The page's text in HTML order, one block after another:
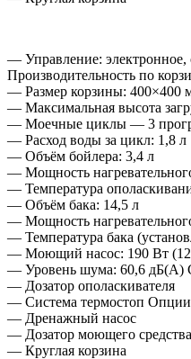
— Управление:
Производительность по
— Размер корзины: 400×400
— Максимальная высота
— Моечные циклы — 3
— Расход воды за цикл: 1,8 л
— Объём бойлера: 3,4 л
— Мощность
— Температура
— Объём бака: 14,5 л
— Мощность
— Температура бака
— Моющий насос: 190 Вт
— Уровень шума: 60,6 дБ(A)
— Дозатор ополаскивателя
— Система термостоп Опции
— Дренажный насос
— Дозатор моющего средства
— Круглая корзина